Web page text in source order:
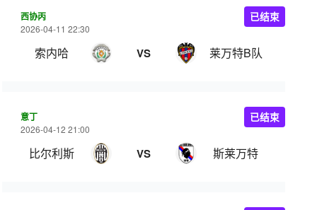
西协丙
2026-04-11 22:30
索内哈 VS 莱万特B队
已结束
意丁
2026-04-12 21:00
比尔利斯 VS 斯莱万特
已结束